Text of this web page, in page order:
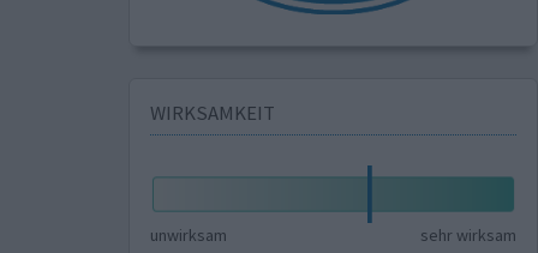
WIRKSAMKEIT
unwirksam sehr wirksam